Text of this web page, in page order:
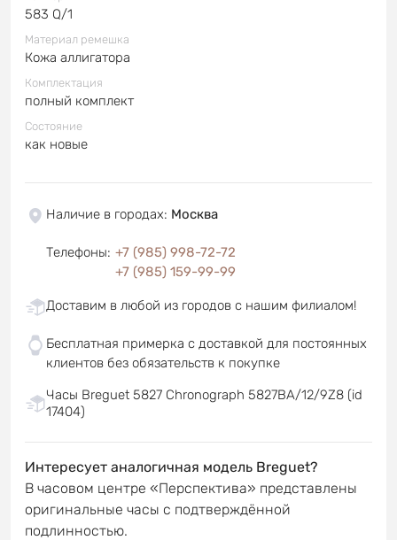
583 Q/1
Материал ремешка
Кожа аллигатора
Комплектация
полный комплект
Состояние
как новые
Наличие в городах: Москва
Телефоны: +7 (985) 998-72-72
+7 (985) 159-99-99
Доставим в любой из городов с нашим филиалом!
Бесплатная примерка с доставкой для постоянных
клиентов без обязательств к покупке
Часы Breguet 5827 Chronograph 5827BA/12/9Z8 (id
17404)
Интересует аналогичная модель Breguet?
В часовом центре «Перспектива» представлены
оригинальные часы с подтверждённой
подлинностью.